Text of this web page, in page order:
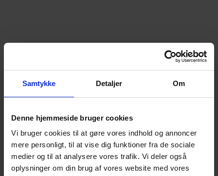
Samtykke Detaljer Om
Denne hjemmeside bruger cookies
Vi bruger cookies til at gøre vores indhold og annoncer
mere personligt, til at vise dig funktioner fra de sociale
medier og til at analysere vores trafik. Vi deler også
oplysninger om din brug af vores website med vores